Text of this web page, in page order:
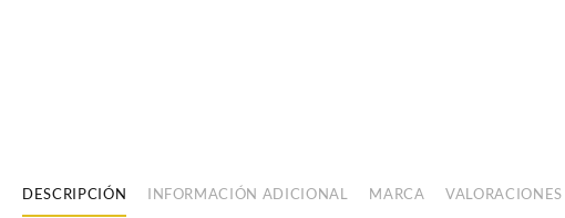
DESCRIPCIÓN INFORMACIÓN ADICIONAL MARCA